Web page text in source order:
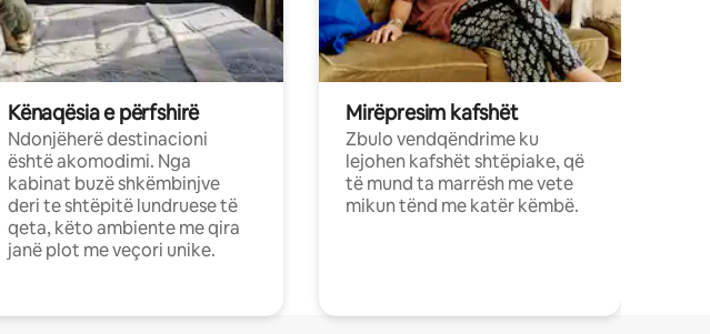
Kënaqësia e përfshirë
Ndonjëherë destinacioni
është akomodimi. Nga
kabinat buzë shkëmbinjve
deri te shtëpitë lundruese të
qeta, këto ambiente me qira
janë plot me veçori unike.
Mirëpresim kafshët
Zbulo vendqëndrime ku
lejohen kafshët shtëpiake, që
të mund ta marrësh me vete
mikun tënd me katër këmbë.